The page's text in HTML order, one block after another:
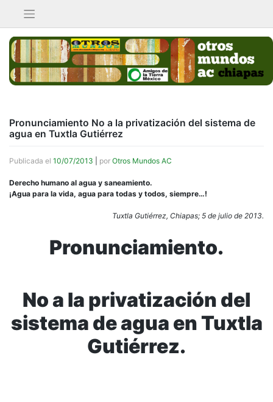
contenido
Pronunciamiento No a la privatización del sistema de
agua en Tuxtla Gutiérrez
Publicada el 10/07/2013 por Otros Mundos AC
Derecho humano al agua y saneamiento.
¡Agua para la vida, agua para todas y todos, siempre…!
Tuxtla Gutiérrez, Chiapas; 5 de julio de 2013.
Pronunciamiento.
No a la privatización del
sistema de agua en Tuxtla
Gutiérrez.